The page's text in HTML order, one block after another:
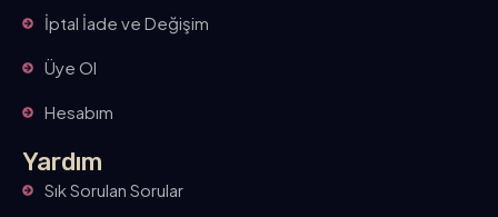
İptal İade ve Değişim
Üye Ol
Hesabım
Yardım
Sık Sorulan Sorular